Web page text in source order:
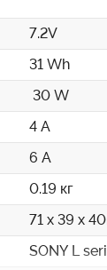
7.2V
31 Wh
30 W
4 А
6 А
0.19 кг
71 x 39 x
SONY L